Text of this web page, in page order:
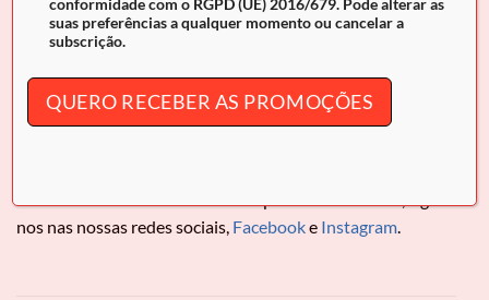
INFORMAÇÃO ADICIONAL
Moedeiro CavalinhoSublime
O acessório prático que organiza o seu dia. Fecho de correr
nos nas nossas redes sociais, Facebooke Instagram.
suas preferências a qualquer momento ou cancelar a
subscrição.
QUERO RECEBER AS PROMOÇÕES